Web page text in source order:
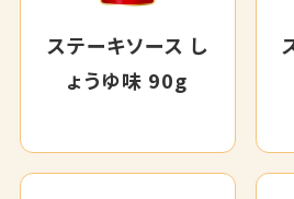
ステーキソース し
ょうゆ味 90g